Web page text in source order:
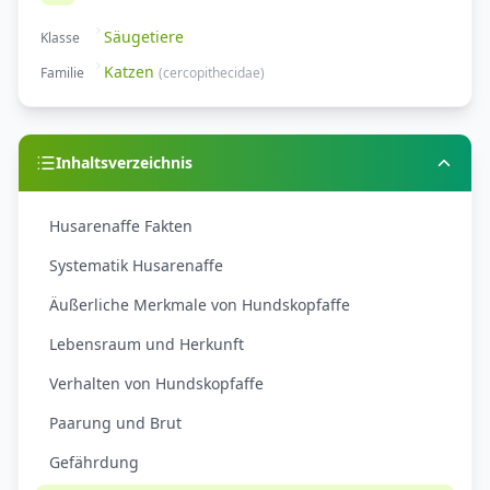
Klasse Säugetiere
Familie Katzen (cercopithecidae)
Inhaltsverzeichnis
Husarenaffe Fakten
Systematik Husarenaffe
Äußerliche Merkmale von Hundskopfaffe
Lebensraum und Herkunft
Verhalten von Hundskopfaffe
Paarung und Brut
Gefährdung